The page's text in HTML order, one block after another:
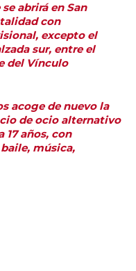
abrirá en San
con
excepto el
sur, entre el
del Vínculo
acoge de nuevo la
de ocio alternativo
17 años, con
música,